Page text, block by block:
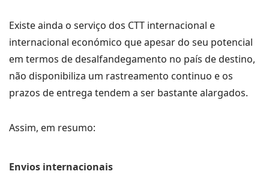
Existe ainda o serviço dos CTT internacional e
internacional económico que apesar do seu potencial
em termos de desalfandegamento no país de destino,
não disponibiliza um rastreamento continuo e os
prazos de entrega tendem a ser bastante alargados.
Assim, em resumo:
Envios internacionais